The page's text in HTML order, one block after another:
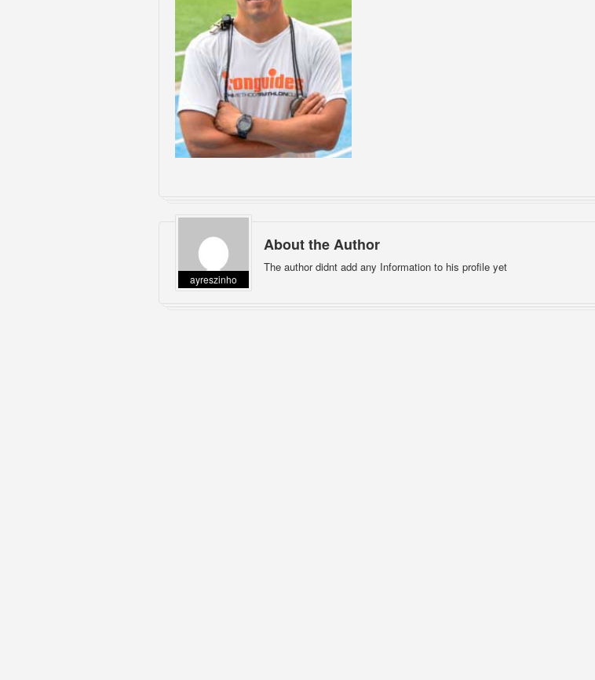
ayreszinho
About the Author
The author didnt add any Information to his profile yet